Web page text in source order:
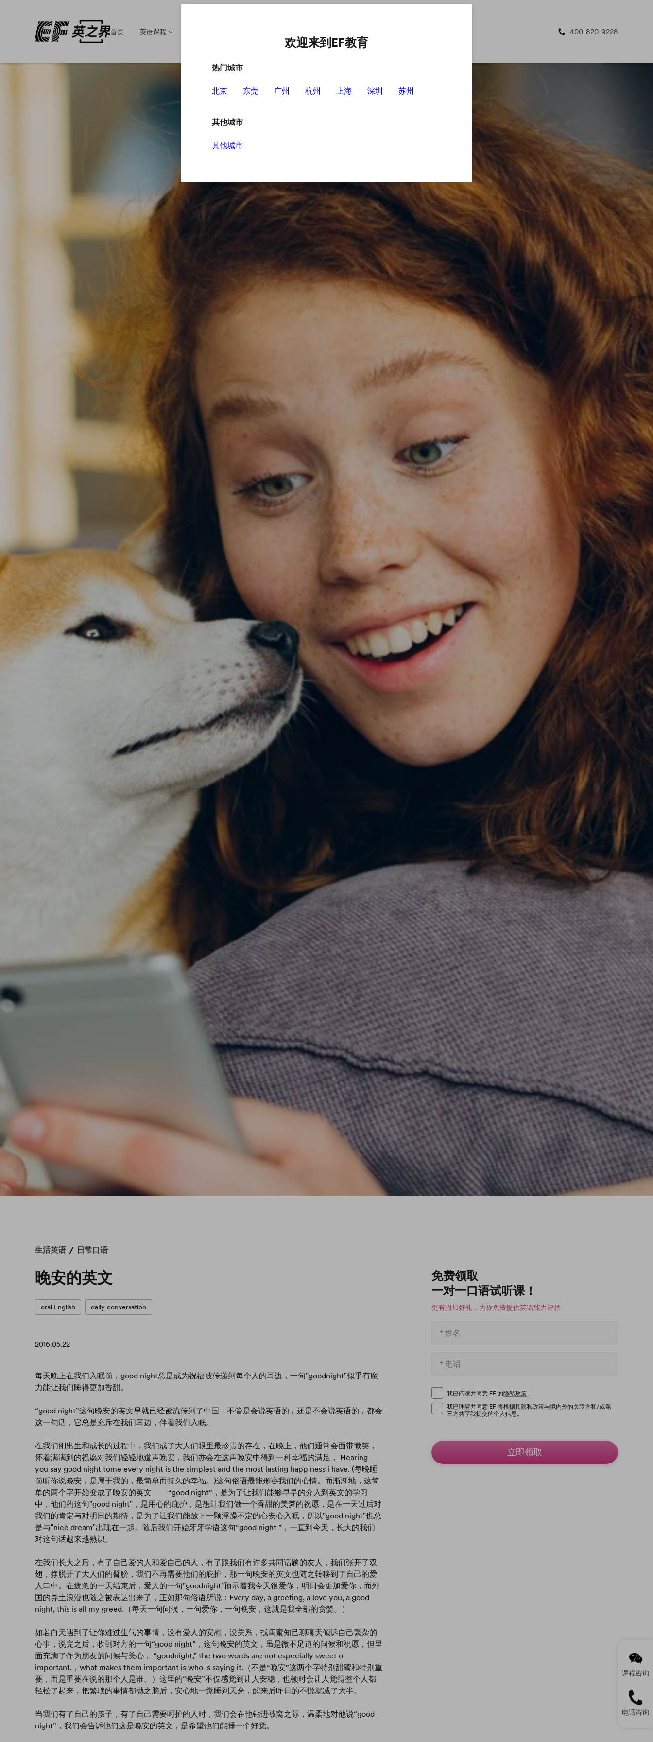
首页 英语课程 400-820-9228
生活英语 / 日常口语
晚安的英文
oral English daily conversation
2016.05.22
每天晚上在我们入眠前，good night总是成为祝福被传递到每个人的耳边，一句"goodnight"似乎有魔
力能让我们睡得更加香甜。
“good night”这句晚安的英文早就已经被流传到了中国，不管是会说英语的，还是不会说英语的，都会
这一句话，它总是充斥在我们耳边，伴着我们入眠。
在我们刚出生和成长的过程中，我们成了大人们眼里最珍贵的存在，在晚上，他们通常会面带微笑，
怀着满满到的祝愿对我们轻轻地道声晚安，我们亦会在这声晚安中得到一种幸福的满足， Hearing
you say good night tome every night is the simplest and the most lasting happiness i have. (每晚睡
前听你说晚安，是属于我的，最简单而持久的幸福。)这句俗语最能形容我们的心情。而渐渐地，这简
单的两个字开始变成了晚安的英文——“good night”，是为了让我们能够早早的介入到英文的学习
中，他们的这句"good night"，是用心的庇护，是想让我们做一个香甜的美梦的祝愿，是在一天过后对
我们的肯定与对明日的期待，是为了让我们能放下一颗浮躁不定的心安心入眠，所以"good night"也总
是与"nice dream"出现在一起。随后我们开始牙牙学语这句“good night ”，一直到今天，长大的我们
对这句话越来越熟识。
在我们长大之后，有了自己爱的人和爱自己的人，有了跟我们有许多共同话题的友人，我们张开了双
翅，挣脱开了大人们的臂膀，我们不再需要他们的庇护，那一句晚安的英文也随之转移到了自己的爱
人口中。在疲惫的一天结束后，爱人的一句"goodnight"预示着我今天很爱你，明日会更加爱你，而外
国的异土浪漫也随之被表达出来了，正如那句俗语所说：Every day, a greeting, a love you, a good
night, this is all my greed.（每天一句问候，一句爱你，一句晚安，这就是我全部的贪婪。）
如若白天遇到了让你难过生气的事情，没有爱人的安慰，没关系，找闺蜜知己聊聊天倾诉自己繁杂的
心事，说完之后，收到对方的一句“good night”，这句晚安的英文，虽是微不足道的问候和祝愿，但里
面充满了作为朋友的问候与关心， “goodnight,” the two words are not especially sweet or
important.，what makes them important is who is saying it.（不是“晚安”这两个字特别甜蜜和特别重
要，而是重要在说的那个人是谁。）这里的“晚安”不仅感觉到让人安稳，也顿时会让人觉得整个人都
轻松了起来，把繁琐的事情都抛之脑后，安心地一觉睡到天亮，醒来后昨日的不悦就减了大半。
当我们有了自己的孩子，有了自己需要呵护的人时，我们会在他钻进被窝之际，温柔地对他说“good
night”，我们会告诉他们这是晚安的英文，是希望他们能睡一个好觉。
免费领取
一对一口语试听课！
更有附加好礼，为你免费提供英语能力评估
我已阅读并同意 EF 的隐私政策 。
我已理解并同意 EF 将根据其隐私政策与境内外的关联方和/或第
三方共享我提交的个人信息。
立即领取
课程咨询
电话咨询
欢迎来到EF教育
热门城市
北京 东莞 广州 杭州 上海 深圳 苏州
其他城市
其他城市